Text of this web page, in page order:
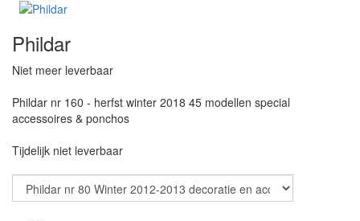
Phildar
Niet meer leverbaar
Phildar nr 160 - herfst winter 2018 45 modellen special
accessoires & ponchos
Tijdelijk niet leverbaar